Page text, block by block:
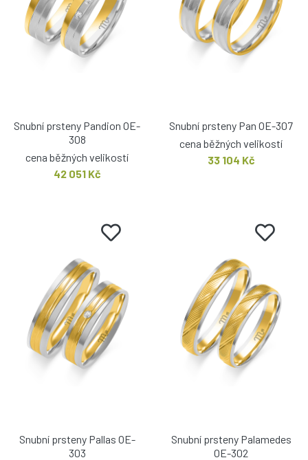
Snubní prsteny Pandion OE-
308
cena běžných velikostí
42 051 Kč
Snubní prsteny Pan OE-307
cena běžných velikostí
33 104 Kč
Snubní prsteny Pallas OE-
303
Snubní prsteny Palamedes
OE-302